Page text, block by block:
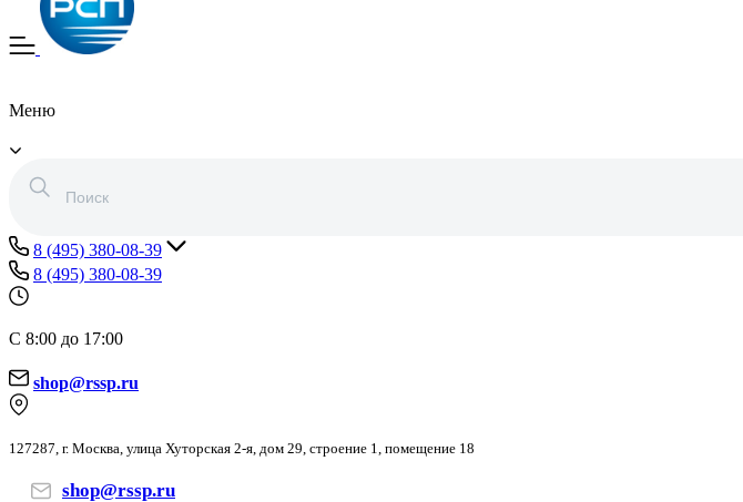
Меню
8 (495) 380-08-39
8 (495) 380-08-39
С 8:00 до 17:00
shop@rssp.ru
127287, г. Москва, улица Хуторская 2-я, дом 29, строение 1, помещение 18
shop@rssp.ru